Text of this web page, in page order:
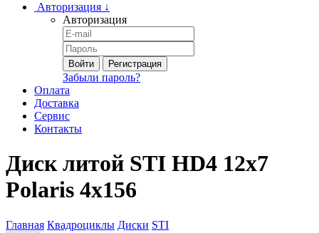
Авторизация ↓
Авторизация
Войти Регистрация
Забыли пароль?
Оплата
Доставка
Сервис
Контакты
Диск литой STI HD4 12x7
Polaris 4х156
Главная Квадроциклы Диски STI